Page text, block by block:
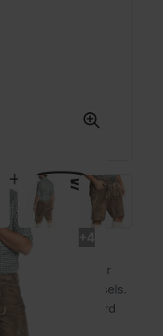
lederhose voor
met groene stiksels.
en wordt geleverd
stevige en